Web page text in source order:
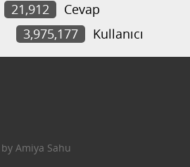
21,912
Cevap
3,975,177 Kullanıcı
by Amiya Sahu